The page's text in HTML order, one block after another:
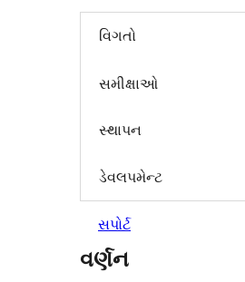
વિગતો
સમીક્ષાઓ
સ્થાપન
ડેવલપમેન્ટ
સપોર્ટ
વર્ણન